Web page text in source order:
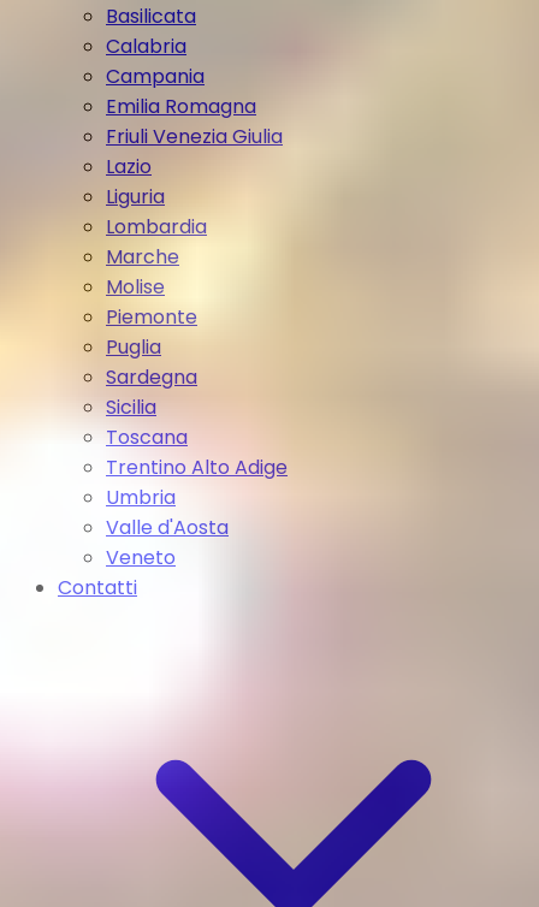
Basilicata
Calabria
Campania
Emilia Romagna
Friuli Venezia Giulia
Lazio
Liguria
Lombardia
Marche
Molise
Piemonte
Puglia
Sardegna
Sicilia
Toscana
Trentino Alto Adige
Umbria
Valle d'Aosta
Veneto
Contatti